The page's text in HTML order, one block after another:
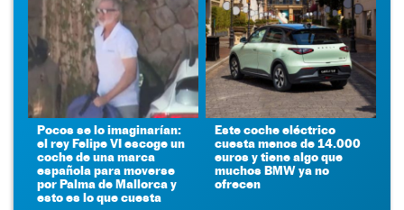
Pocos se lo imaginarían:
el rey Felipe VI escoge un
coche de una marca
española para moverse
por Palma de Mallorca y
esto es lo que cuesta
Este coche eléctrico
cuesta menos de 14.000
euros y tiene algo que
muchos BMW ya no
ofrecen